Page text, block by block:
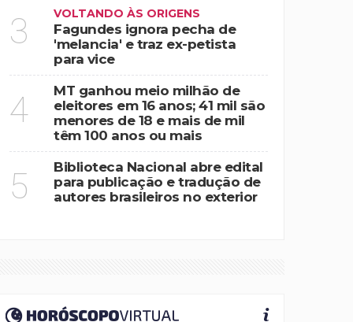
3 VOLTANDO ÀS ORIGENS
Fagundes ignora pecha de
'melancia' e traz ex-petista
para vice
4
MT ganhou meio milhão de
eleitores em 16 anos; 41 mil são
menores de 18 e mais de mil
têm 100 anos ou mais
5
Biblioteca Nacional abre edital
para publicação e tradução de
autores brasileiros no exterior